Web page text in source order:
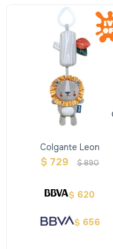
Colgante Leon
$ 729 $890
$ 620
$ 656